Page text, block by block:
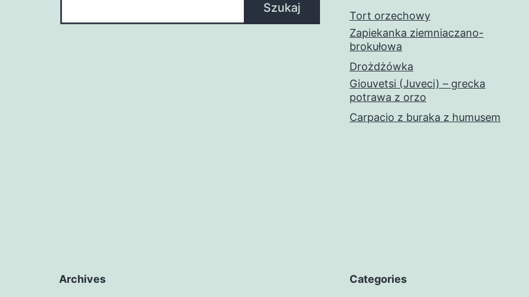
Szukaj
Tort orzechowy
Zapiekanka ziemniaczano-
brokułowa
Drożdżówka
Giouvetsi (Juveci) – grecka
potrawa z orzo
Carpacio z buraka z humusem
Archives Categories